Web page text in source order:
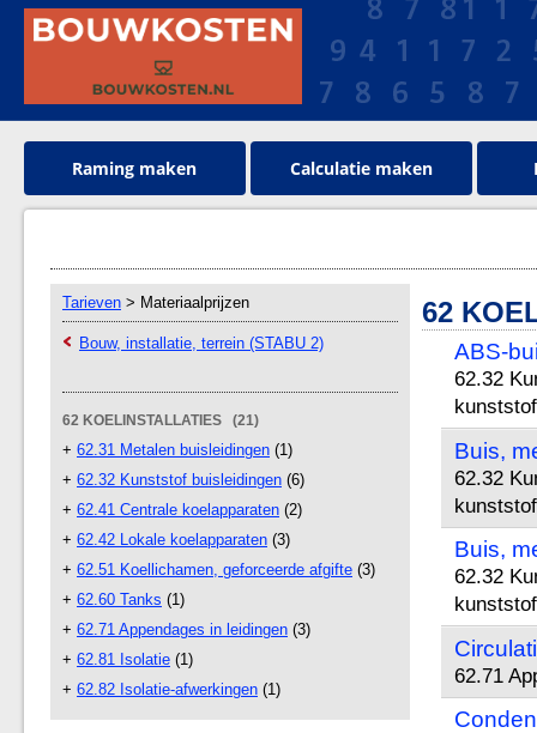
Raming maken Calculatie maken
Tarieven > Materiaalprijzen
Bouw, installatie, terrein (STABU 2)
62 KOELINSTALLATIES (21)
+ 62.31 Metalen buisleidingen (1)
+ 62.32 Kunststof buisleidingen (6)
+ 62.41 Centrale koelapparaten (2)
+ 62.42 Lokale koelapparaten (3)
+ 62.51 Koellichamen, geforceerde afgifte (3)
+ 62.60 Tanks (1)
+ 62.71 Appendages in leidingen (3)
+ 62.81 Isolatie (1)
+ 62.82 Isolatie-afwerkingen (1)
62
ABS-
62.32
Buis,
62.32
Buis,
62.32
62.71